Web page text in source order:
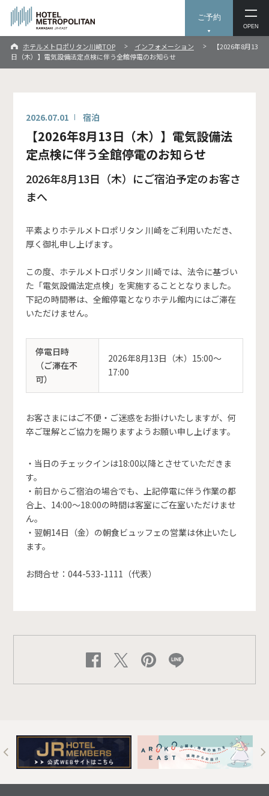
ご予約
OPEN
ホテルメトロポリタン川崎TOP インフォメーション
【2026年8月13
日（木）】電気設備法定点検に伴う全館停電のお知らせ
2026.07.01 宿泊
【2026年8月13日（木）】電気設備法
定点検に伴う全館停電のお知らせ
2026年8月13日（木）にご宿泊予定のお客さ
まへ
平素よりホテルメトロポリタン 川崎をご利用いただき、
厚く御礼申し上げます。
この度、ホテルメトロポリタン 川崎では、法令に基づい
た「電気設備法定点検」を実施することとなりました。
下記の時間帯は、全館停電となりホテル館内にはご滞在
いただけません。
停電日時
（ご滞在不
可）
2026年8月13日（木）15:00〜
17:00
お客さまにはご不便・ご迷惑をお掛けいたしますが、何
卒ご理解とご協力を賜りますようお願い申し上げます。
・当日のチェックインは18:00以降とさせていただきま
す。
・前日からご宿泊の場合でも、上記停電に伴う作業の都
合上、14:00〜18:00の時間は客室にご在室いただけませ
ん。
・翌朝14日（金）の朝食ビュッフェの営業は休止いたし
ます。
お問合せ：044-533-1111（代表）